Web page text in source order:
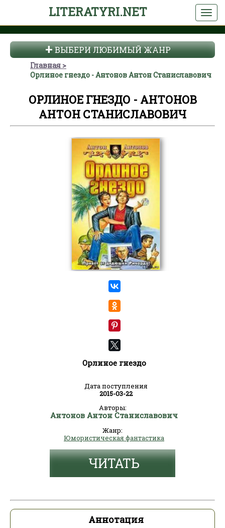
LITERATYRI.NET
ВЫБЕРИ ЛЮБИМЫЙ ЖАНР
Главная
Орлиное гнездо - Антонов Антон Станиславович
ОРЛИНОЕ ГНЕЗДО - АНТОНОВ
АНТОН СТАНИСЛАВОВИЧ
Орлиное гнездо
Дата поступления
2015-03-22
Авторы:
Антонов Антон Станиславович
Жанр:
Юмористическая фантастика
ЧИТАТЬ
Аннотация